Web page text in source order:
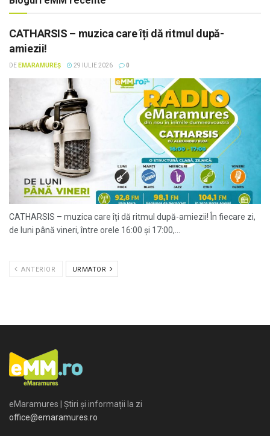
CATHARSIS – muzica care îți dă ritmul după-
amiezii!
DE EMARAMUREȘ 29 IULIE 2026 0
CATHARSIS – muzica care îți dă ritmul după-amiezii! În fiecare zi,
de luni până vineri, între orele 16:00 și 17:00,...
ANTERIOR URMATOR
eMaramures | Știri și informații la zi
office@emaramures.ro